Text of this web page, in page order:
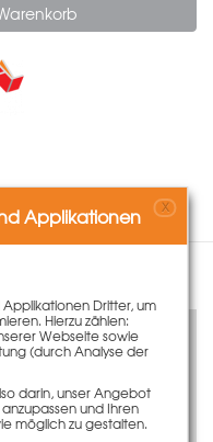
aus nordischem
Applikationen X
Dritter, um
Hierzu zählen:
Webseite sowie
(durch Analyse der
darin, unser Angebot
und Ihren
möglich zu gestalten.